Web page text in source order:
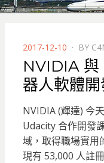
POSTED
ON
2017-12-10 BY
NVIDIA
器人軟體
NVIDIA (輝達) 今
Udacity 合作開發
域，取得職場實用
現有 53,000 人註